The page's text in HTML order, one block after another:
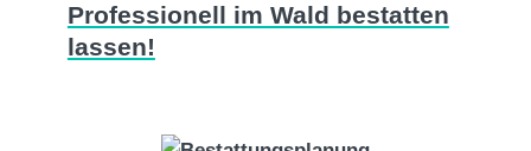
Professionell im Wald bestatten
lassen!